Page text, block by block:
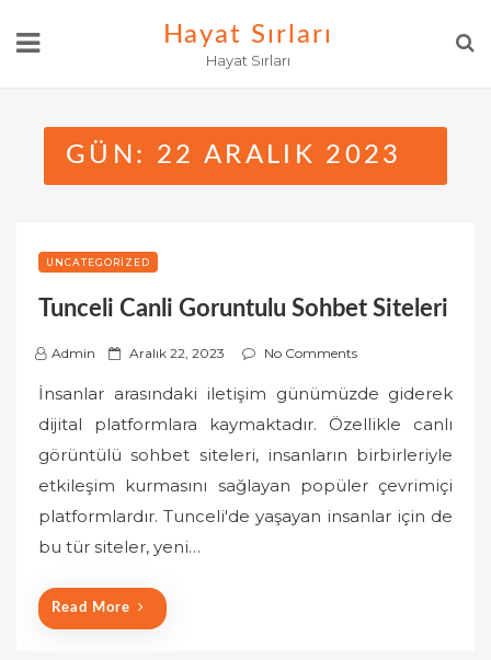
Hayat Sırları
Hayat Sırları
GÜN: 22 ARALIK 2023
UNCATEGORIZED
Tunceli Canli Goruntulu Sohbet Siteleri
Admin
P
s
t
e
d
o
Aralık 22, 2023 No Comments
İnsanlar arasındaki iletişim günümüzde giderek
dijital platformlara kaymaktadır. Özellikle canlı
görüntülü sohbet siteleri, insanların birbirleriyle
etkileşim kurmasını sağlayan popüler çevrimiçi
platformlardır. Tunceli'de yaşayan insanlar için de
bu tür siteler, yeni…
Read More